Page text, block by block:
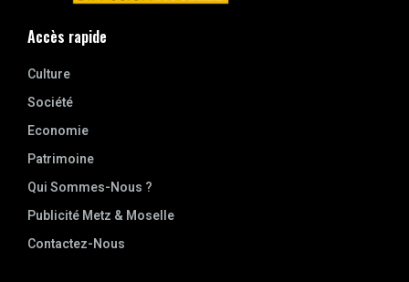
Accès rapide
Culture
Société
Economie
Patrimoine
Qui Sommes-Nous ?
Publicité Metz & Moselle
Contactez-Nous